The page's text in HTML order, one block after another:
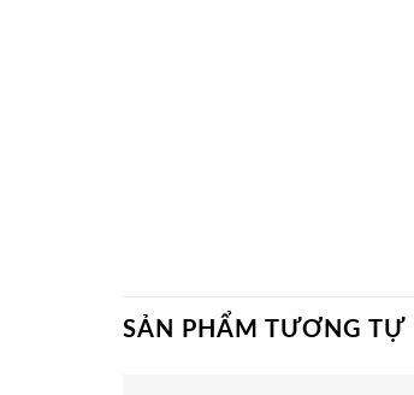
SẢN PHẨM TƯƠNG TỰ